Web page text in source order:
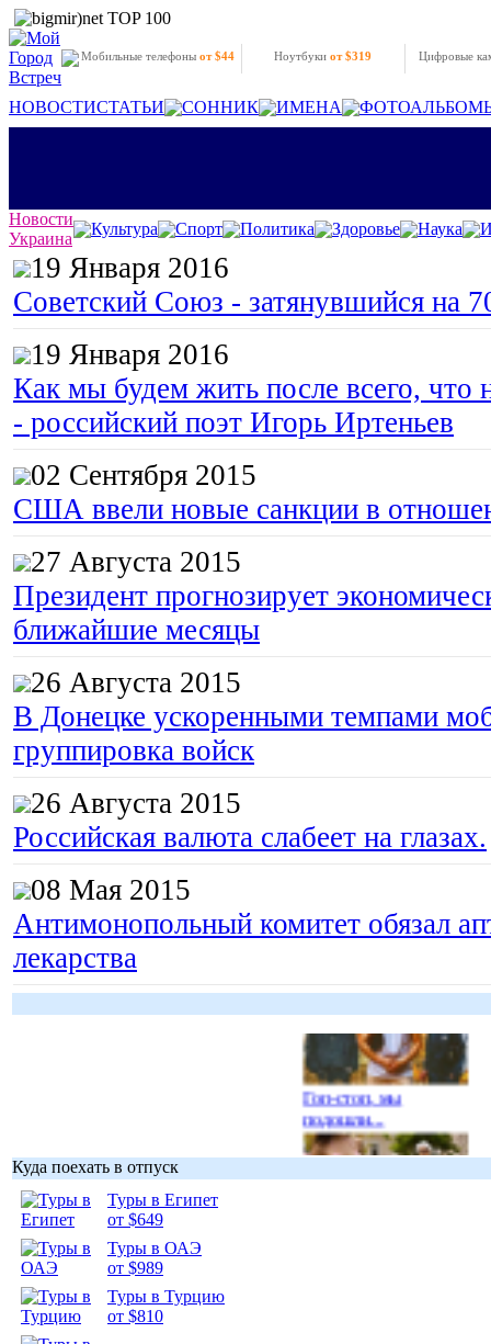
Мобильные телефоны от $44 Ноутбукиот $319 Цифровые
НОВОСТИСТАТЬИ СОННИК ИМЕНА
Новости
Украина
Культура Спорт Политика Здоровье Наука
19 Января 2016
Советский Союз - затянувшийся на
19 Января 2016
Как мы будем жить после всего, что
- российский поэт Игорь Иртеньев
02 Сентября 2015
США ввели новые санкции в
27 Августа 2015
Президент прогнозирует
ближайшие месяцы
26 Августа 2015
В Донецке ускоренными темпами
группировка войск
26 Августа 2015
Российская валюта слабеет на глазах.
08 Мая 2015
Антимонопольный комитет обязал
лекарства
Гоп-стоп, мы
подошли...
Куда поехать в отпуск
Туры в Египет
от $649
Туры в ОАЭ
от $989
Туры в Турцию
от $810